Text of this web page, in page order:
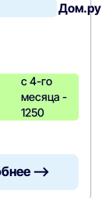
Дом.ру
с 4-го
месяца -
1250
—>